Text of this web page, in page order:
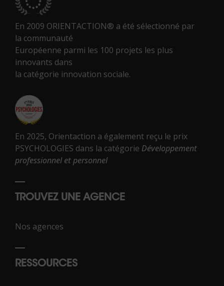
En 2009 ORIENTACTION® a été sélectionné par
la communauté
Européenne parmi les 100 projets les plus
innovants dans
la catégorie innovation sociale.
En 2025, Orientaction a également reçu le prix
PSYCHOLOGIES dans la catégorie Développement
professionnel et personnel
TROUVEZ UNE AGENCE
Nos agences
RESSOURCES